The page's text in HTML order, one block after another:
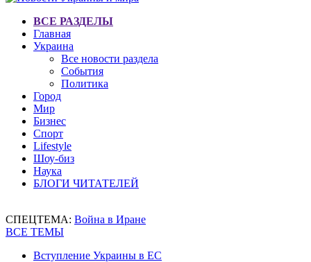
ВСЕ РАЗДЕЛЫ
Главная
Украина
Все новости раздела
События
Политика
Город
Мир
Бизнес
Спорт
Lifestyle
Шоу-биз
Наука
БЛОГИ ЧИТАТЕЛЕЙ
СПЕЦТЕМА: Война в Иране
ВСЕ ТЕМЫ
Вступление Украины в ЕС